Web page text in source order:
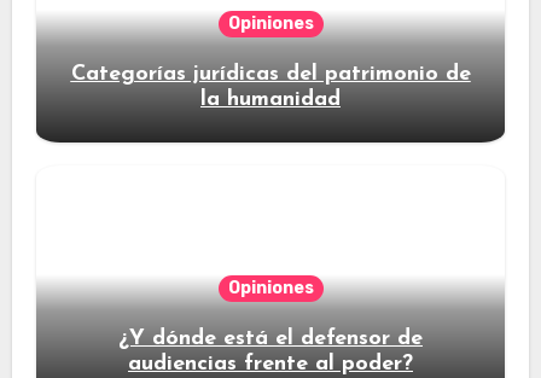
Opiniones
Categorías jurídicas del patrimonio de
la humanidad
Opiniones
¿Y dónde está el defensor de
audiencias frente al poder?